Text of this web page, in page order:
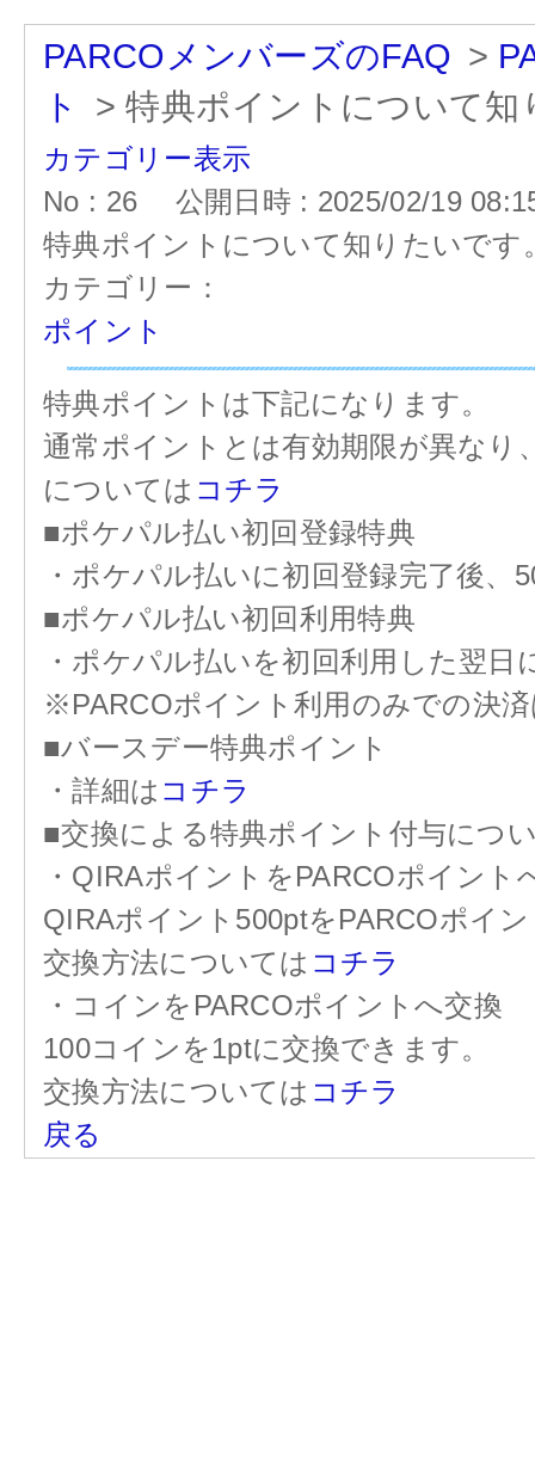
PARCOメンバーズのFAQ >
ト
>特典ポイントについて知
カテゴリー表示
No : 26
公開日時 : 2025/02/19
特典ポイントについて知りたいです
カテゴリー：
ポイント
特典ポイントは下記になります。
通常ポイントとは有効期限が異なり
については コチラ
■ポケパル払い初回登録特典
・ポケパル払いに初回登録完了後、
■ポケパル払い初回利用特典
・ポケパル払いを初回利用した翌
※PARCOポイント利用のみでの決
■バースデー特典ポイント
・詳細は コチラ
■交換による特典ポイント付与につ
・QIRAポイントをPARCOポイント
QIRAポイント500ptをPARCOポイ
交換方法については コチラ
・コインをPARCOポイントへ交換
100コインを1ptに交換できます。
交換方法については コチラ
戻る